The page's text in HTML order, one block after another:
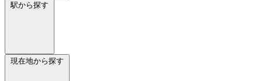
駅から探す
現在地から探す